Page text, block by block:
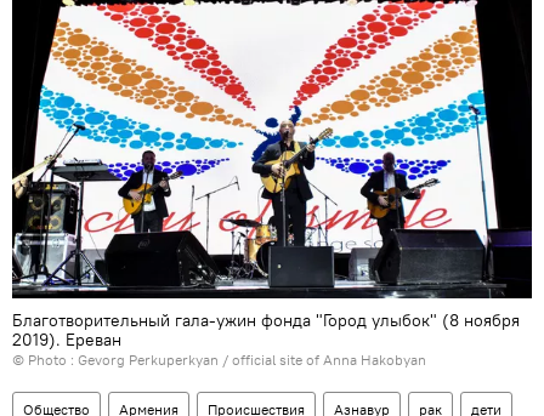
Благотворительный гала-ужин фонда "Город улыбок" (8 ноября
2019). Еревaн
© Photo : Gevorg Perkuperkyan / official site of Anna Hakobyan
Общество Армения Происшествия Азнавур рак дети